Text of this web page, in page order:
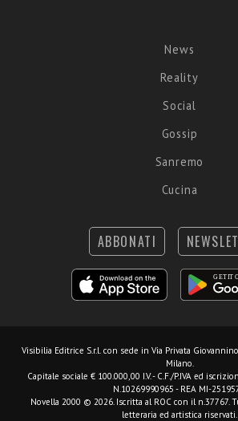
News
Reality
Social
Gossip
Sanremo
Cucina
ABBONATI
Visibilia Editrice S.r.l. con sede in Via Privata
Milano.
Capitale sociale € 100.000,00 I.V. - C.F./P.IVA ed
N.10269990965 - REA MI-
Novella 2000 © 2026. Iscritta al ROC con il
letteraria ed artistica riservati.